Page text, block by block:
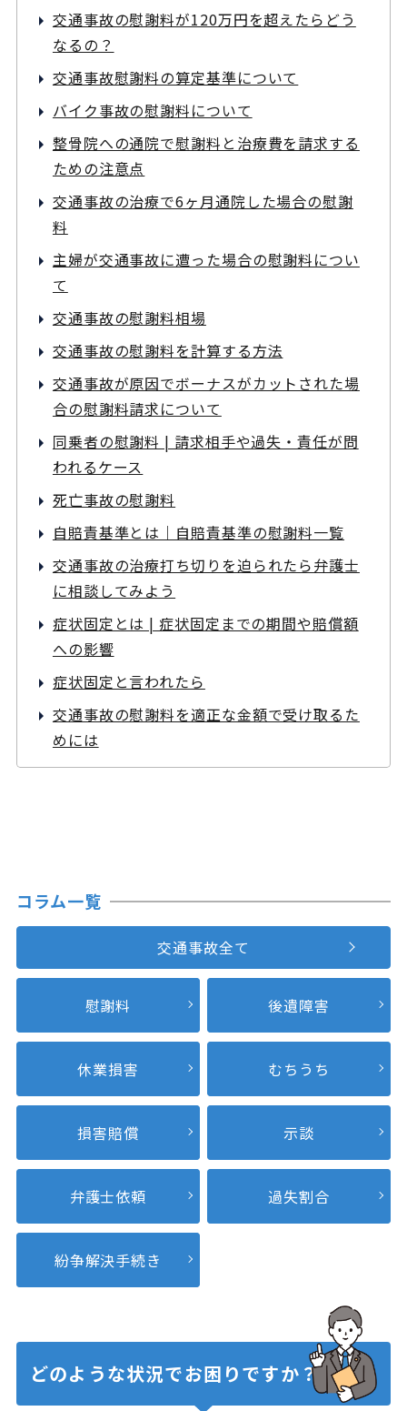
交通事故の慰謝料が120万円を超えたらどう
なるの？
交通事故慰謝料の算定基準について
バイク事故の慰謝料について
整骨院への通院で慰謝料と治療費を請求する
ための注意点
交通事故の治療で6ヶ月通院した場合の慰謝
料
主婦が交通事故に遭った場合の慰謝料につい
て
交通事故の慰謝料相場
交通事故の慰謝料を計算する方法
交通事故が原因でボーナスがカットされた場
合の慰謝料請求について
同乗者の慰謝料 | 請求相手や過失・責任が問
われるケース
死亡事故の慰謝料
自賠責基準とは｜自賠責基準の慰謝料一覧
交通事故の治療打ち切りを迫られたら弁護士
に相談してみよう
症状固定とは | 症状固定までの期間や賠償額
への影響
症状固定と言われたら
交通事故の慰謝料を適正な金額で受け取るた
めには
コラム一覧
交通事故全て
慰謝料 後遺障害
休業損害 むちうち
損害賠償 示談
弁護士依頼 過失割合
紛争解決手続き
どのような状況でお困りですか？